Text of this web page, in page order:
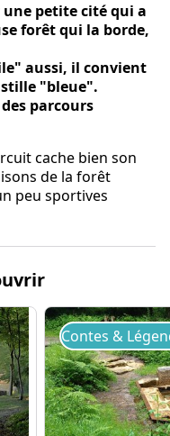
petite cité qui a
forêt qui la borde,
aussi, il convient
"bleue".
parcours
cache bien son
de la forêt
peu sportives
Contes &